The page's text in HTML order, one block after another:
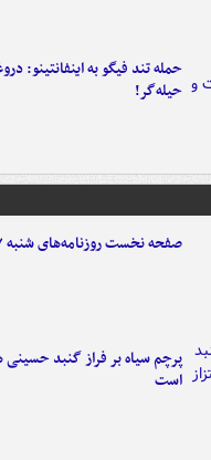
حمله تند فیگو به اینفانتینو:
حیله‌گر!
صفحه نخست روزنامه‌های شنبه ۱۷ مرداد ۱۴۰۵
پرچم سیاه بر فراز گنبد حسینی
است